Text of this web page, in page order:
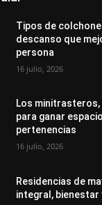
Tipos de
descanso que
persona
16 julio, 2026
Los
para ganar
pertenencias
16 julio, 2026
Residencias de
integral, bienestar